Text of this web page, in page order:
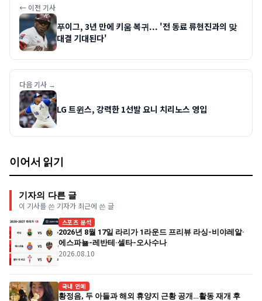
← 이전 기사
푸이그, 3년 만에 키움 복귀... '전 동료 류현진과의 맞
대결 기대된다'
다음 기사 →
LG 트윈스, 강력한 1선발 요니 치리노스 영입
이어서 읽기
기자의 다른 글
이 기사를 쓴 기자가 최근에 쓴 글
스포츠 분석
2026년 8월 17일 라리가 1라운드 프리뷰 라싱-비야레알·
에스파뇰-레반테·셀타-오사수나
2026.08.10
국내 연예
황정음, 두 아들과 해외 휴양지 근황 공개…활동 재개 후